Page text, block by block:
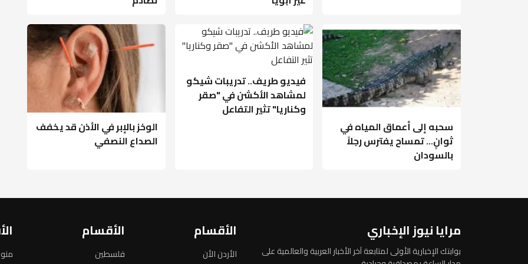
سحبه إلى أعماق المياه في
ثوانٍ... تمساح يفترس رجلاً
بالسودان
فيديو طريف.. تدريبات شيكو
لمشاهد الأكشن في "صقر
وكناريا" تثير التفاعل
الوخز بالإبر في الأذن قد يخفف
الصداع النصفي
مرايا نيوز الإخباري
بوابتك الإخبارية الأولى لمتابعة آخر الأخبار العربية والعالمية على
الأقسام
الأردن الأن
الأقسام
فلسطين